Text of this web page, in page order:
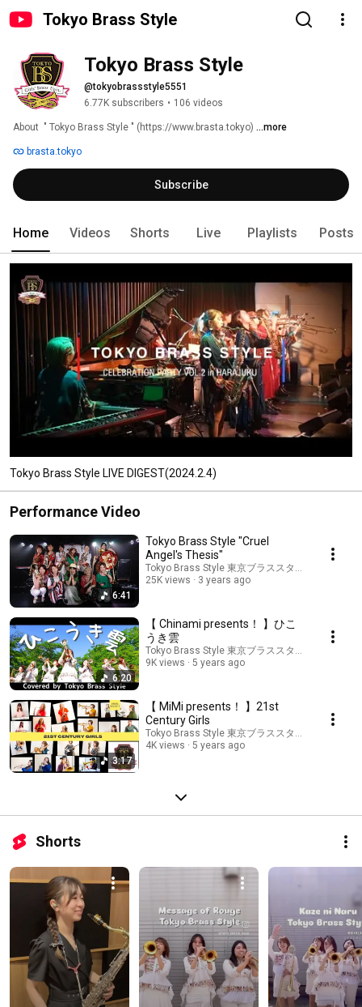
Tokyo Brass Style
Tokyo Brass Style
@tokyobrassstyle5551
6.77K subscribers • 106 videos
About  " Tokyo Brass Style " (https://www.brasta.tokyo​) ...more
brasta.tokyo
Subscribe
Home Videos Shorts Live Playlists Posts
Tokyo Brass Style LIVE DIGEST(2024.2.4)
Performance Video
6:41
Tokyo Brass Style "Cruel
Angel's Thesis"
Tokyo Brass Style 東京ブラススタイル
25K views
3 years ago
6:20
【 Chinami presents！ 】ひこ
うき雲
Tokyo Brass Style 東京ブラススタイル
9K views
5 years ago
3:17
【 MiMi presents！ 】21st
Century Girls
Tokyo Brass Style 東京ブラススタイル
4K views
5 years ago
Shorts